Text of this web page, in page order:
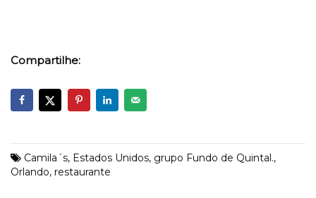
Compartilhe:
Camila´s, Estados Unidos, grupo Fundo de Quintal.,
Orlando, restaurante